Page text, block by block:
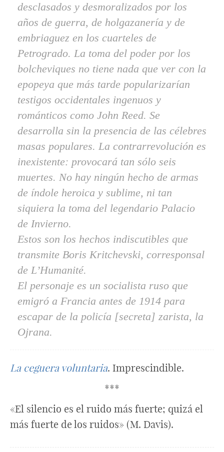
desclasados y desmoralizados por los
años de guerra, de holgazanería y de
embriaguez en los cuarteles de
Petrogrado. La toma del poder por los
bolcheviques no tiene nada que ver con la
epopeya que más tarde popularizarían
testigos occidentales ingenuos y
románticos como John Reed. Se
desarrolla sin la presencia de las célebres
masas populares. La contrarrevolución es
inexistente: provocará tan sólo seis
muertes. No hay ningún hecho de armas
de índole heroica y sublime, ni tan
siquiera la toma del legendario Palacio
de Invierno.
Estos son los hechos indiscutibles que
transmite Boris Kritchevski, corresponsal
de L’Humanité.
El personaje es un socialista ruso que
emigró a Francia antes de 1914 para
escapar de la policía [secreta] zarista, la
Ojrana.
La ceguera voluntaria. Imprescindible.
***
«El silencio es el ruido más fuerte; quizá el
más fuerte de los ruidos» (M. Davis).